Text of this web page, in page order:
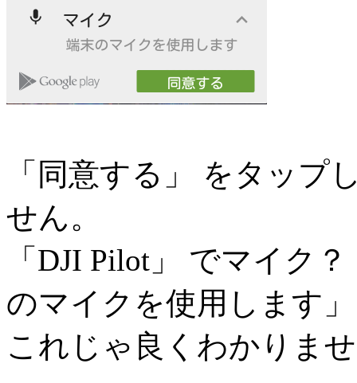
「同意する」 をタップ
せん。
「DJI Pilot」 でマイク
のマイクを使用します
これじゃ良くわかりま